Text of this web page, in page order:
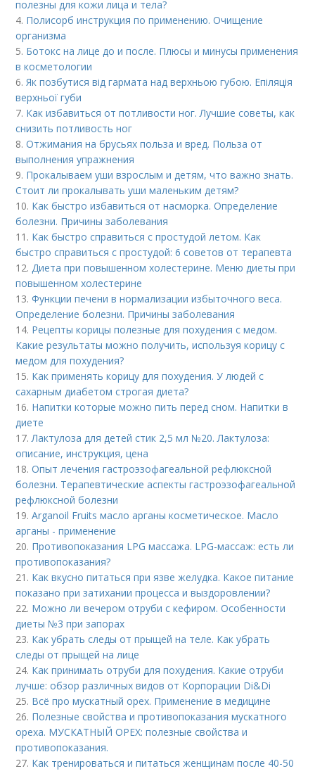
полезны для кожи лица и тела?
4. Полисорб инструкция по применению. Очищение
организма
5. Ботокс на лице до и после. Плюсы и минусы применения
в косметологии
6.Як позбутися від гармата над верхньою губою. Епіляція
верхньої губи
7. Как избавиться от потливости ног. Лучшие советы, как
снизить потливость ног
8.Отжимания на брусьях польза и вред. Польза от
выполнения упражнения
9. Прокалываем уши взрослым и детям, что важно знать.
Стоит ли прокалывать уши маленьким детям?
10. Как быстро избавиться от насморка. Определение
болезни. Причины заболевания
11. Как быстро справиться с простудой летом. Как
быстро справиться с простудой: 6 советов от терапевта
12.Диета при повышенном холестерине. Меню диеты при
повышенном холестерине
13.Функции печени в нормализации избыточного веса.
Определение болезни. Причины заболевания
14. Рецепты корицы полезные для похудения с медом.
Какие результаты можно получить, используя корицу с
медом для похудения?
15. Как применять корицу для похудения. У людей с
сахарным диабетом строгая диета?
16. Напитки которые можно пить перед сном. Напитки в
диете
17.Лактулоза для детей стик 2,5 мл №20. Лактулоза:
описание, инструкция, цена
18.Опыт лечения гастроэзофагеальной рефлюксной
болезни. Терапевтические аспекты гастроэзофагеальной
рефлюксной болезни
19.Arganoil Fruits масло арганы косметическое. Масло
арганы - применение
20. Противопоказания LPG массажа. LPG-массаж: есть ли
противопоказания?
21. Как вкусно питаться при язве желудка. Какое питание
показано при затихании процесса и выздоровлении?
22. Можно ли вечером отруби с кефиром. Особенности
диеты №3 при запорах
23. Как убрать следы от прыщей на теле. Как убрать
следы от прыщей на лице
24. Как принимать отруби для похудения. Какие отруби
лучше: обзор различных видов от Корпорации Di&Di
25. Всё про мускатный орех. Применение в медицине
26. Полезные свойства и противопоказания мускатного
ореха. МУСКАТНЫЙ ОРЕХ: полезные свойства и
противопоказания.
27. Как тренироваться и питаться женщинам после 40-50